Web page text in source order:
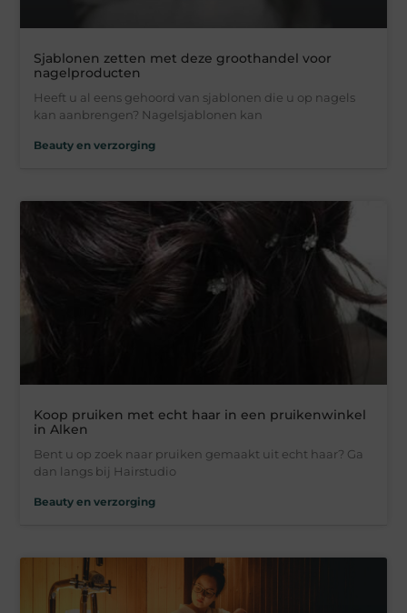
Sjablonen zetten met deze groothandel voor
nagelproducten
Heeft u al eens gehoord van sjablonen die u op nagels
kan aanbrengen? Nagelsjablonen kan
Beauty en verzorging
Koop pruiken met echt haar in een pruikenwinkel
in Alken
Bent u op zoek naar pruiken gemaakt uit echt haar? Ga
dan langs bij Hairstudio
Beauty en verzorging